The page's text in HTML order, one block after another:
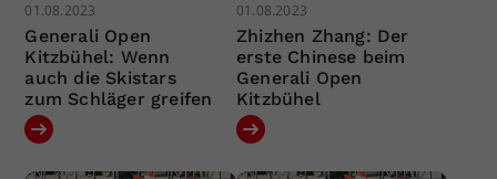
01.08.2023
Generali Open
Kitzbühel: Wenn
auch die Skistars
zum Schläger greifen
01.08.2023
Zhizhen Zhang: Der
erste Chinese beim
Generali Open
Kitzbühel